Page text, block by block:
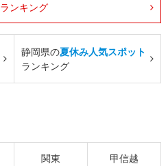
ランキング
静岡県の夏休み人気スポット
ランキング
関東 甲信越